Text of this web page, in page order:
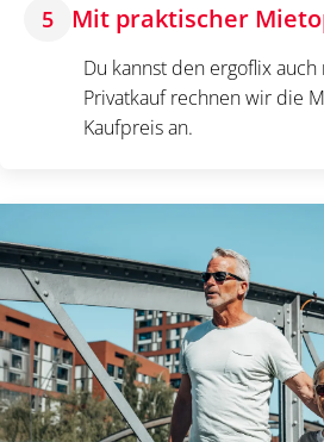
5 Mit praktischer
Du kannst den ergoflix
Privatkauf rechnen wir die
Kaufpreis an.